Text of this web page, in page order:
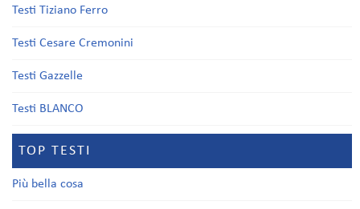
Testi Tiziano Ferro
Testi Cesare Cremonini
Testi Gazzelle
Testi BLANCO
TOP TESTI
Più bella cosa